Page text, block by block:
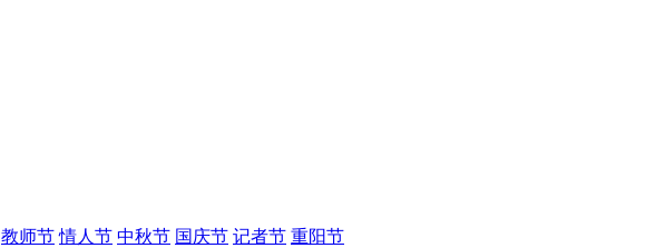
教师节 情人节 中秋节 国庆节 记者节 重阳节